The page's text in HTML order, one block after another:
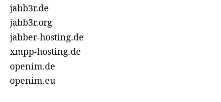
jabb3r.de
jabb3r.org
jabber-hosting.de
xmpp-hosting.de
openim.de
openim.eu